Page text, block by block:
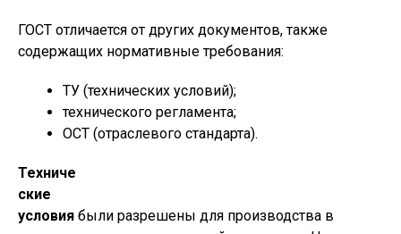
ГОСТ отличается от других документов, также
содержащих нормативные требования:
ТУ (технических условий);
технического регламента;
ОСТ (отраслевого стандарта).
Техниче
ские
условия были разрешены для производства в